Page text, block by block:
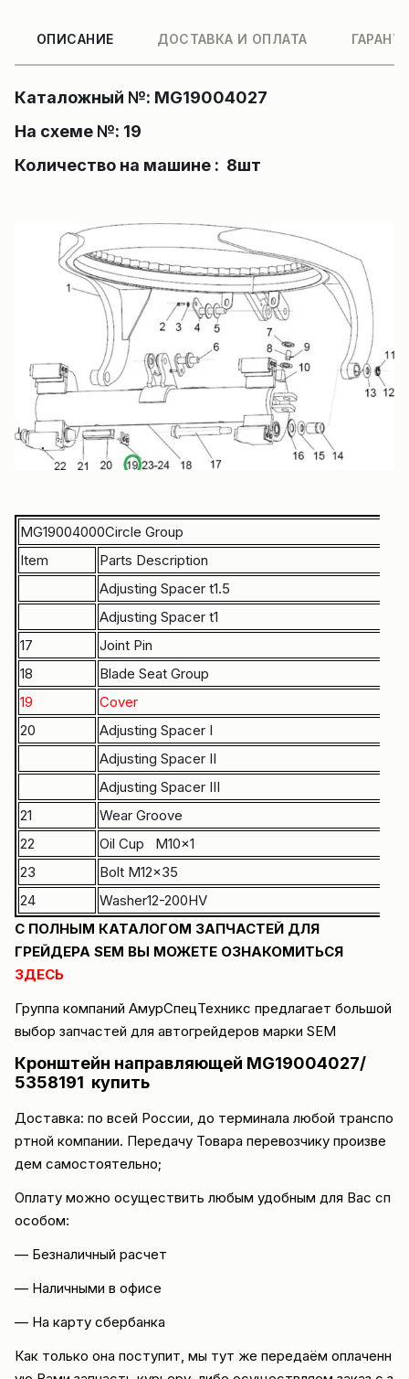
ОПИСАНИЕ ДОСТАВКА И ОПЛАТА
Каталожный №: MG19004027
На схеме №: 19
Количество на машине : 8шт
MG19004000Circle Group
Item
Parts Description
Adjusting Spacer t1.5
Adjusting Spacer t1
17
Joint Pin
18
Blade Seat Group
19
Cover
20
Adjusting Spacer I
Adjusting Spacer II
Adjusting Spacer III
21
Wear Groove
22
Oil Cup M10×1
23
Bolt M12×35
24
Washer12-200HV
C ПОЛНЫМ КАТАЛОГОМ ЗАПЧАСТЕЙ ДЛЯ
ГРЕЙДЕРА SEM ВЫ МОЖЕТЕ ОЗНАКОМИТЬСЯ
ЗДЕСЬ
Группа компаний АмурСпецТехникс предлагает большой
выбор запчастей для автогрейдеров марки SEM
Кронштейн направляющей MG19004027/
5358191 купить
Доставка: по всей России, до терминала любой транспо
ртной компании. Передачу Товара перевозчику произве
дем самостоятельно;
Оплату можно осуществить любым удобным для Вас сп
особом:
— Безналичный расчет
— Наличными в офисе
— На карту сбербанка
Как только она поступит, мы тут же передаём оплаченн